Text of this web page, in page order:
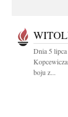
Dnia 5
boju z...